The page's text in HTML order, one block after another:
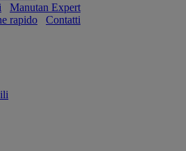
Manutan Expert
rapido
Contatti